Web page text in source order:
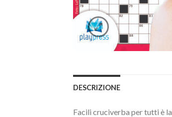
DESCRIZIONE
Facili cruciverba per tutti è